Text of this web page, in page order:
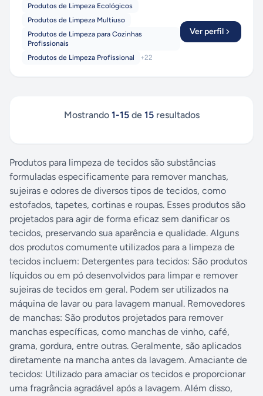
Produtos de Limpeza Ecológicos
Produtos de Limpeza Multiuso
Produtos de Limpeza para Cozinhas
Profissionais
Produtos de Limpeza Profissional
+22
Ver perfil
Mostrando 1-15de 15resultados
Produtos para limpeza de tecidos são substâncias
formuladas especificamente para remover manchas,
sujeiras e odores de diversos tipos de tecidos, como
estofados, tapetes, cortinas e roupas. Esses produtos são
projetados para agir de forma eficaz sem danificar os
tecidos, preservando sua aparência e qualidade. Alguns
dos produtos comumente utilizados para a limpeza de
tecidos incluem: Detergentes para tecidos: São produtos
líquidos ou em pó desenvolvidos para limpar e remover
sujeiras de tecidos em geral. Podem ser utilizados na
máquina de lavar ou para lavagem manual. Removedores
de manchas: São produtos projetados para remover
manchas específicas, como manchas de vinho, café,
grama, gordura, entre outras. Geralmente, são aplicados
diretamente na mancha antes da lavagem. Amaciante de
tecidos: Utilizado para amaciar os tecidos e proporcionar
uma fragrância agradável após a lavagem. Além disso,